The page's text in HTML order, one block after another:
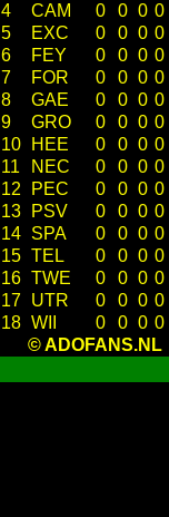
4
CAM 0 0 0 0
5
EXC 0 0 0 0
6
FEY 0 0 0 0
7
FOR 0 0 0 0
8
GAE 0 0 0 0
9
GRO 0 0 0 0
10
HEE 0 0 0 0
11
NEC 0 0 0 0
12
PEC 0 0 0 0
13
PSV 0 0 0 0
14 SPA 0 0 0 0
15 TEL 0 0 0 0
16 TWE 0 0 0 0
17 UTR 0 0 0 0
18 WII 0 0 0 0
© ADOFANS.NL